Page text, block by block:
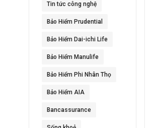
Tin tức công nghệ
Bảo Hiểm Prudential
Bảo Hiểm Dai-ichi Life
Bảo Hiểm Manulife
Bảo Hiểm Phi Nhân Thọ
Bảo Hiểm AIA
Bancassurance